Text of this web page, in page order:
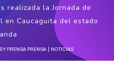
realizada la Jornada de
en Caucaguita del estado
BY PRENSA PRENSA NOTICIAS